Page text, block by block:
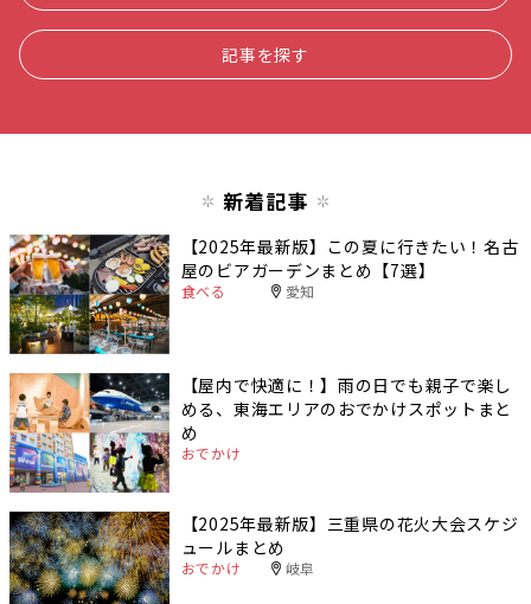
記事を探す
新着記事
【2025年最新版】この夏に行きたい！名古
屋のビアガーデンまとめ【7選】
食べる 愛知
【屋内で快適に！】雨の日でも親子で楽し
める、東海エリアのおでかけスポットまと
め
おでかけ
【2025年最新版】三重県の花火大会スケジ
ュールまとめ
おでかけ 岐阜